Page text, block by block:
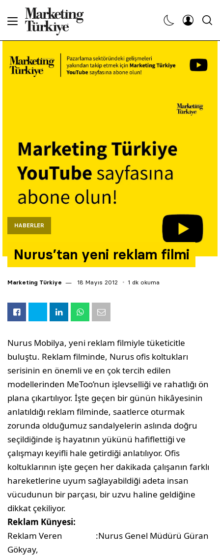
HABERLER
Nurus’tan yeni reklam filmi
Marketing Türkiye 18 Mayıs 2012 1 dk okuma
Nurus Mobilya, yeni reklam filmiyle tüketicitle
buluştu. Reklam filminde, Nurus ofis koltukları
serisinin en önemli ve en çok tercih edilen
modellerinden MeToo’nun işlevselliği ve rahatlığı ön
plana çıkartılıyor. İşte geçen bir günün hikâyesinin
anlatıldığı reklam filminde, saatlerce oturmak
zorunda olduğumuz sandalyelerin aslında doğru
seçildiğinde iş hayatının yükünü hafiflettiği ve
çalışmayı keyifli hale getirdiği anlatılıyor. Ofis
koltuklarının işte geçen her dakikada çalışanın farklı
hareketlerine uyum sağlayabildiği adeta insan
vücudunun bir parçası, bir uzvu haline geldiğine
dikkat çekiliyor.
Reklam Künyesi:
Reklam Veren :Nurus Genel Müdürü Güran
Gökyay,
Haberler
Etkinlikler
Söyleşiler
Kariyer
Yazarlar
Araştırma